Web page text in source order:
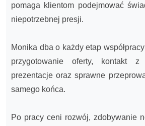
pomaga klientom podejmować
niepotrzebnej presji.
Monika dba o każdy etap
przygotowanie oferty, kontakt z
prezentacje oraz sprawne
samego końca.
Po pracy ceni rozwój, zdobywanie